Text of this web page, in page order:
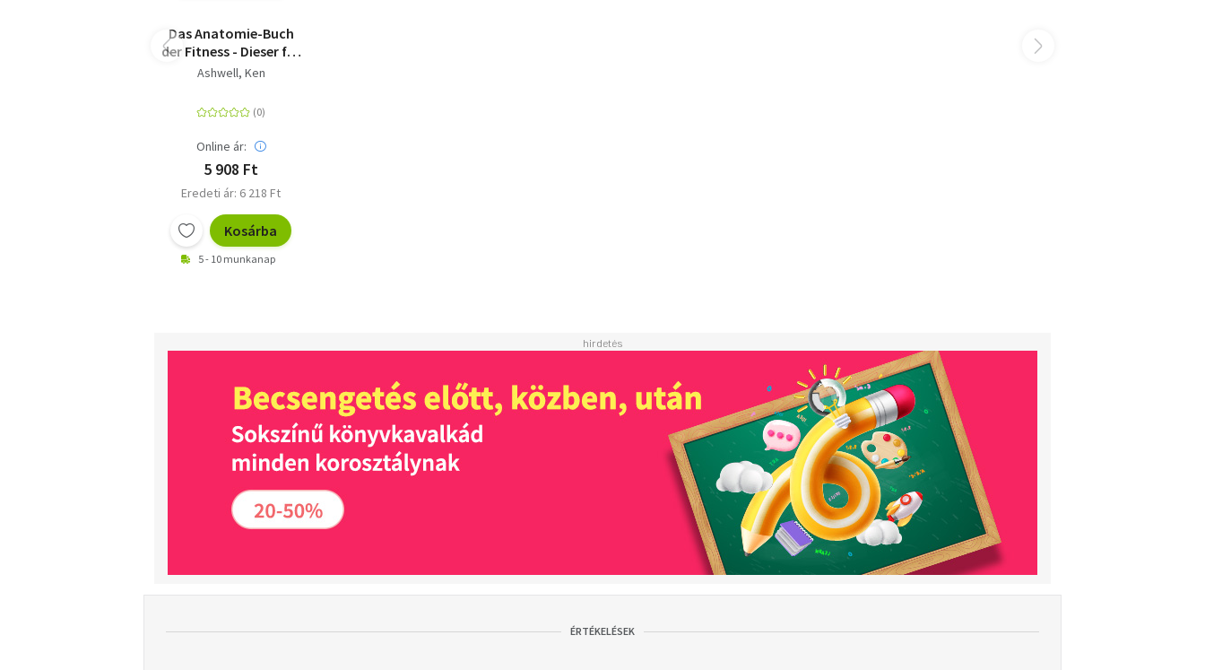
Das Anatomie-Buch
der Fitness - Dieser für
Praxis und Theorie
wendet sich an
Sportstudenten
ebenso wie an Trainer,
Freizeitsportler
Ashwell, Ken
Online ár:
5 908 Ft
Eredeti ár: 6 218 Ft
Kosárba
5 - 10 munkanap
ÉRTÉKELÉSEK